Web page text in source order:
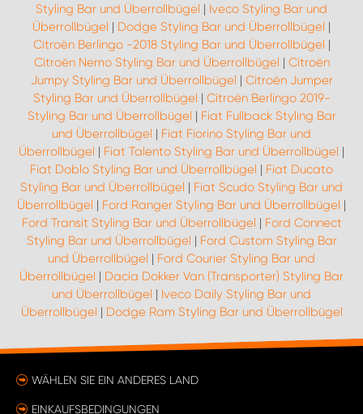
Styling Bar und Überrollbügel | Iveco Styling Bar und
Überrollbügel | Dodge Styling Bar und Überrollbügel |
Citroën Berlingo -2018 Styling Bar und Überrollbügel |
Citroën Nemo Styling Bar und Überrollbügel | Citroën
Jumpy Styling Bar und Überrollbügel | Citroën Jumper
Styling Bar und Überrollbügel | Citroën Berlingo 2019-
Styling Bar und Überrollbügel | Fiat Fullback Styling Bar
und Überrollbügel | Fiat Fiorino Styling Bar und
Überrollbügel | Fiat Talento Styling Bar und Überrollbügel |
Fiat Doblo Styling Bar und Überrollbügel | Fiat Ducato
Styling Bar und Überrollbügel | Fiat Scudo Styling Bar und
Überrollbügel | Ford Ranger Styling Bar und Überrollbügel |
Ford Transit Styling Bar und Überrollbügel | Ford Connect
Styling Bar und Überrollbügel | Ford Custom Styling Bar
und Überrollbügel | Ford Courier Styling Bar und
Überrollbügel | Dacia Dokker Van (Transporter) Styling Bar
und Überrollbügel | Iveco Daily Styling Bar und
Überrollbügel | Dodge Ram Styling Bar und Überrollbügel
WÄHLEN SIE EIN ANDERES LAND
EINKAUFSBEDINGUNGEN